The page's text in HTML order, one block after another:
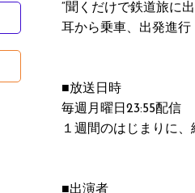
“聞くだけで鉄道旅に
耳から乗車、出発進行
■放送日時
毎週月曜日23:55配信
１週間のはじまりに
■出演者